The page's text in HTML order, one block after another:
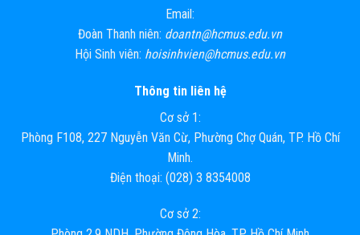
Email:
Đoàn Thanh niên: doantn@hcmus.edu.vn
Hội Sinh viên: hoisinhvien@hcmus.edu.vn
Thông tin liên hệ
Cơ sở 1:
Phòng F108, 227 Nguyễn Văn Cừ, Phường Chợ Quán, TP. Hồ Chí
Minh.
Điện thoại: (028) 3 8354008
Cơ sở 2: